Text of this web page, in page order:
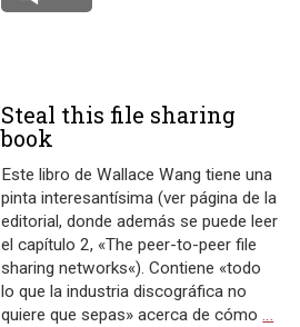
Steal this file sharing
book
Este libro de Wallace Wang tiene una
pinta interesantísima (ver página de la
editorial, donde además se puede leer
el capítulo 2, «The peer-to-peer file
sharing networks«). Contiene «todo
lo que la industria discográfica no
quiere que sepas» acerca de cómo…